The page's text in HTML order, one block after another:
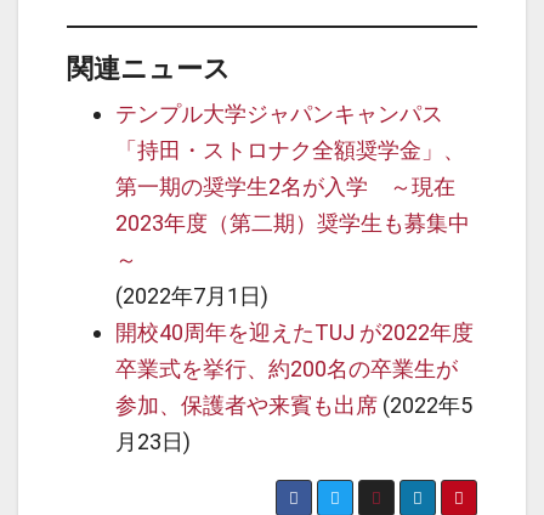
関連ニュース
テンプル大学ジャパンキャンパス
「持田・ストロナク全額奨学金」、
第一期の奨学生2名が入学 ～現在
2023年度（第二期）奨学生も募集中
～
(2022年7月1日)
開校40周年を迎えたTUJ が2022年度
卒業式を挙行、約200名の卒業生が
参加、保護者や来賓も出席​ (2022年5
月23日)